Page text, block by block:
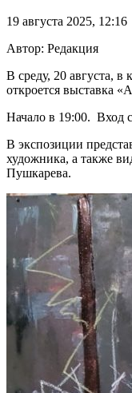
19 августа 2025, 12:16
Автор: Редакция
В среду, 20 августа,
откроется выставка
Начало в 19:00. Вход
В экспозиции
художника, а также
Пушкарева.